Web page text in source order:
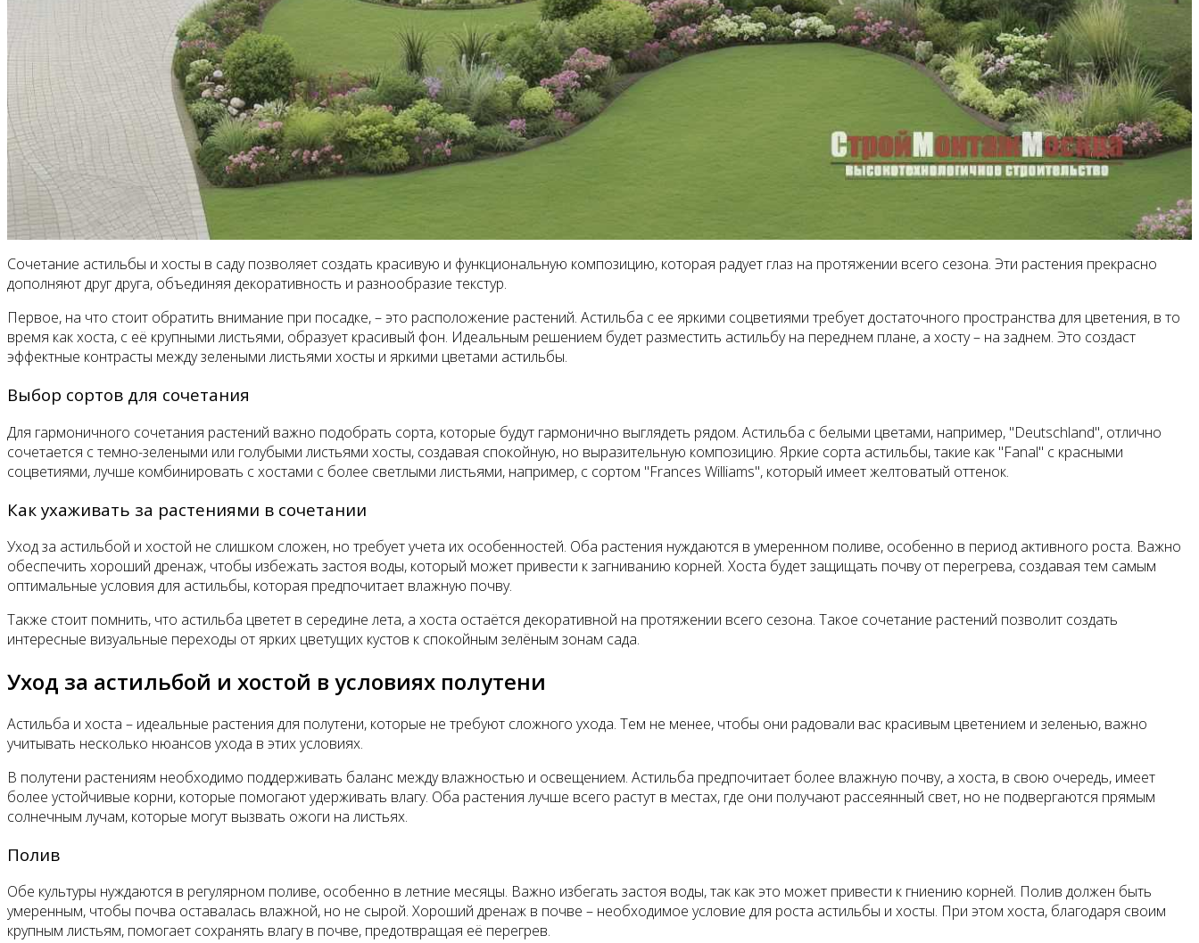
Сочетание астильбы и хосты в саду позволяет создать красивую и функциональную композицию, которая радует глаз на протяжении всего сезона. Эти растения прекрасно
дополняют друг друга, объединяя декоративность и разнообразие текстур.
Первое, на что стоит обратить внимание при посадке, – это расположение растений. Астильба с ее яркими соцветиями требует достаточного пространства для цветения, в то
время как хоста, с её крупными листьями, образует красивый фон. Идеальным решением будет разместить астильбу на переднем плане, а хосту – на заднем. Это создаст
эффектные контрасты между зелеными листьями хосты и яркими цветами астильбы.
Выбор сортов для сочетания
Для гармоничного сочетания растений важно подобрать сорта, которые будут гармонично выглядеть рядом. Астильба с белыми цветами, например, "Deutschland", отлично
сочетается с темно-зелеными или голубыми листьями хосты, создавая спокойную, но выразительную композицию. Яркие сорта астильбы, такие как "Fanal" с красными
соцветиями, лучше комбинировать с хостами с более светлыми листьями, например, с сортом "Frances Williams", который имеет желтоватый оттенок.
Как ухаживать за растениями в сочетании
Уход за астильбой и хостой не слишком сложен, но требует учета их особенностей. Оба растения нуждаются в умеренном поливе, особенно в период активного роста. Важно
обеспечить хороший дренаж, чтобы избежать застоя воды, который может привести к загниванию корней. Хоста будет защищать почву от перегрева, создавая тем самым
оптимальные условия для астильбы, которая предпочитает влажную почву.
Также стоит помнить, что астильба цветет в середине лета, а хоста остаётся декоративной на протяжении всего сезона. Такое сочетание растений позволит создать
интересные визуальные переходы от ярких цветущих кустов к спокойным зелёным зонам сада.
Уход за астильбой и хостой в условиях полутени
Астильба и хоста – идеальные растения для полутени, которые не требуют сложного ухода. Тем не менее, чтобы они радовали вас красивым цветением и зеленью, важно
учитывать несколько нюансов ухода в этих условиях.
В полутени растениям необходимо поддерживать баланс между влажностью и освещением. Астильба предпочитает более влажную почву, а хоста, в свою очередь, имеет
более устойчивые корни, которые помогают удерживать влагу. Оба растения лучше всего растут в местах, где они получают рассеянный свет, но не подвергаются прямым
солнечным лучам, которые могут вызвать ожоги на листьях.
Полив
Обе культуры нуждаются в регулярном поливе, особенно в летние месяцы. Важно избегать застоя воды, так как это может привести к гниению корней. Полив должен быть
умеренным, чтобы почва оставалась влажной, но не сырой. Хороший дренаж в почве – необходимое условие для роста астильбы и хосты. При этом хоста, благодаря своим
крупным листьям, помогает сохранять влагу в почве, предотвращая её перегрев.